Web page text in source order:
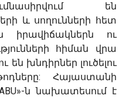
են
և սողունների հետ
իրավիճակներն ու
հիման վրա
են խնդիրներ լուծելու
Հայաստանի
ն նախատեսում է